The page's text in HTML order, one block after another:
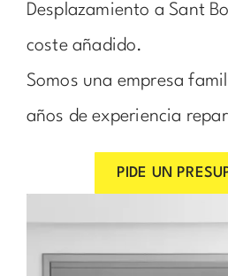
Desplazamiento a Sant
coste añadido.
Somos una empresa
años de experiencia
PIDE UN